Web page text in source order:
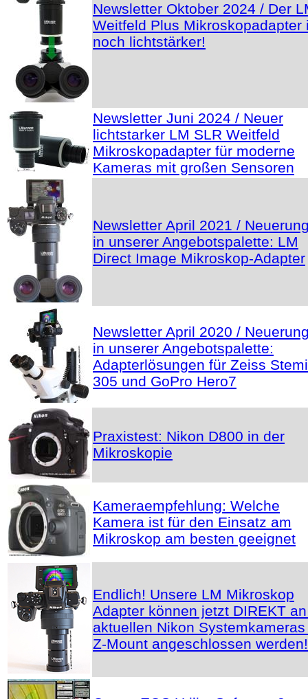
Newsletter Oktober 2024 / Der
Weitfeld Plus Mikroskopadapter
noch lichtstärker!
Newsletter Juni 2024 / Neuer
lichtstarker LM SLR Weitfeld
Mikroskopadapter für moderne
Kameras mit großen Sensoren
Newsletter April 2021 /
in unserer Angebotspalette: LM
Direct Image Mikroskop-Adapter
Newsletter April 2020 /
in unserer Angebotspalette:
Adapterlösungen für Zeiss Stemi
305 und GoPro Hero7
Praxistest: Nikon D800 in der
Mikroskopie
Kameraempfehlung: Welche
Kamera ist für den Einsatz am
Mikroskop am besten geeignet
Endlich! Unsere LM Mikroskop
Adapter können jetzt DIREKT
aktuellen Nikon
Z-Mount angeschlossen werden!